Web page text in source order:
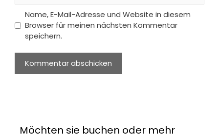
Name, E-Mail-Adresse und Website in diesem
Browser für meinen nächsten Kommentar
speichern.
Möchten sie buchen oder mehr